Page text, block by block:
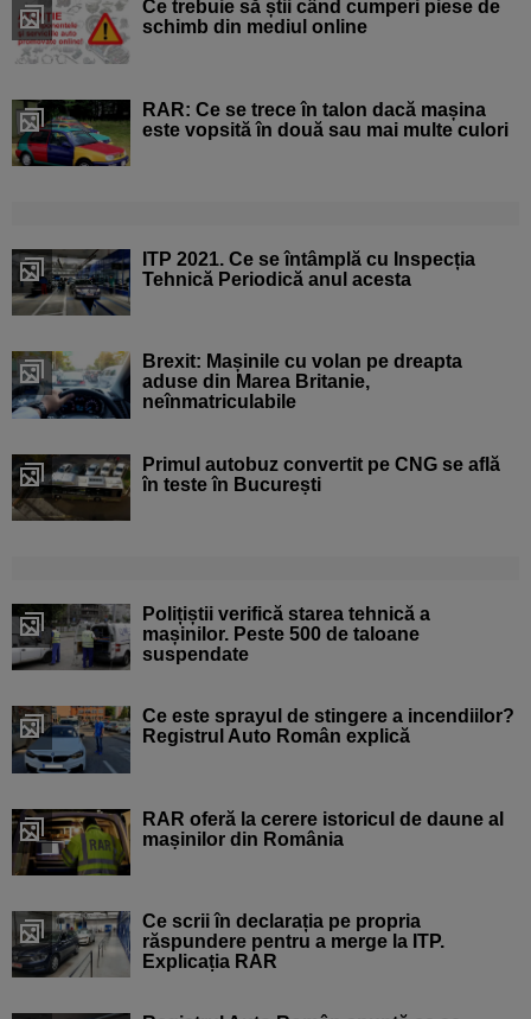
Ce trebuie să știi când cumperi piese de
schimb din mediul online
RAR: Ce se trece în talon dacă mașina
este vopsită în două sau mai multe culori
ITP 2021. Ce se întâmplă cu Inspecția
Tehnică Periodică anul acesta
Brexit: Mașinile cu volan pe dreapta
aduse din Marea Britanie,
neînmatriculabile
Primul autobuz convertit pe CNG se află
în teste în București
Polițiștii verifică starea tehnică a
mașinilor. Peste 500 de taloane
suspendate
Ce este sprayul de stingere a incendiilor?
Registrul Auto Român explică
RAR oferă la cerere istoricul de daune al
mașinilor din România
Ce scrii în declarația pe propria
răspundere pentru a merge la ITP.
Explicația RAR